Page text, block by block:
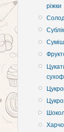
ріжки